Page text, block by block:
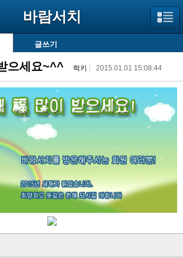
바람서치
글쓰기
으세요~^^ 럭키 2015.01.01 15:08:44